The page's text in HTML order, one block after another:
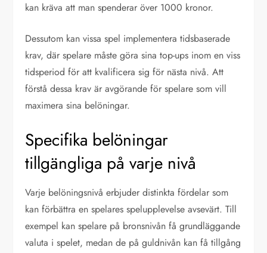
kan kräva att man spenderar över 1000 kronor.
Dessutom kan vissa spel implementera tidsbaserade
krav, där spelare måste göra sina top-ups inom en viss
tidsperiod för att kvalificera sig för nästa nivå. Att
förstå dessa krav är avgörande för spelare som vill
maximera sina belöningar.
Specifika belöningar
tillgängliga på varje nivå
Varje belöningsnivå erbjuder distinkta fördelar som
kan förbättra en spelares spelupplevelse avsevärt. Till
exempel kan spelare på bronsnivån få grundläggande
valuta i spelet, medan de på guldnivån kan få tillgång